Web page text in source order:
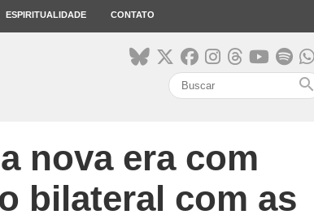
ESPIRITUALIDADE CONTATO
search
nova era com
bilateral com as